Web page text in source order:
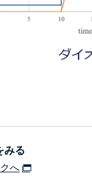
みる
へ